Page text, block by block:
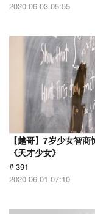
2020-06-03 05:55
【越哥】7岁少女智
《天才少女》
# 391
2020-06-01 07:10